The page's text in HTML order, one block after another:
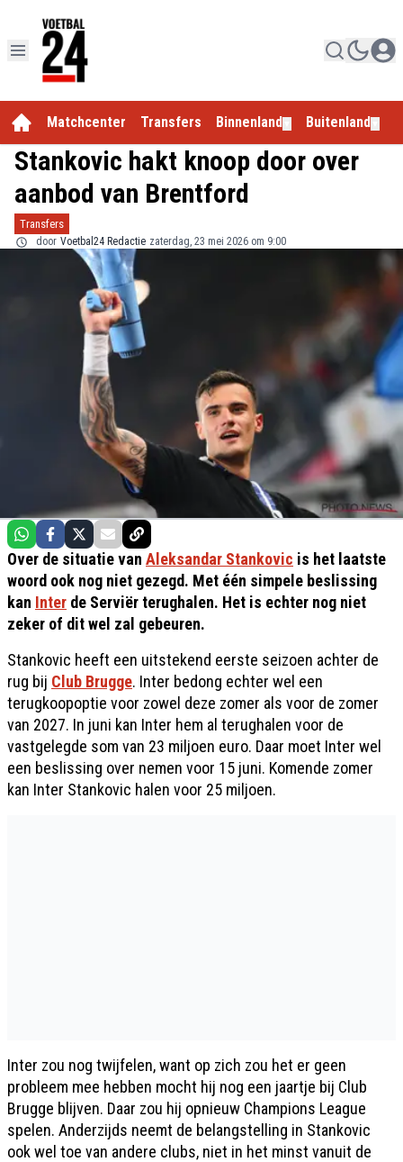
Matchcenter Transfers Binnenland Buitenland
Stankovic hakt knoop door over
aanbod van Brentford
Transfers
door Voetbal24 Redactie zaterdag, 23 mei 2026 om 9:00
Over de situatie van Aleksandar Stankovic is het laatste
woord ook nog niet gezegd. Met één simpele beslissing
kan Inter de Serviër terughalen. Het is echter nog niet
zeker of dit wel zal gebeuren.
Stankovic heeft een uitstekend eerste seizoen achter de
rug bij Club Brugge. Inter bedong echter wel een
terugkoopoptie voor zowel deze zomer als voor de zomer
van 2027. In juni kan Inter hem al terughalen voor de
vastgelegde som van 23 miljoen euro. Daar moet Inter wel
een beslissing over nemen voor 15 juni. Komende zomer
kan Inter Stankovic halen voor 25 miljoen.
Inter zou nog twijfelen, want op zich zou het er geen
probleem mee hebben mocht hij nog een jaartje bij Club
Brugge blijven. Daar zou hij opnieuw Champions League
spelen. Anderzijds neemt de belangstelling in Stankovic
ook wel toe van andere clubs, niet in het minst vanuit de